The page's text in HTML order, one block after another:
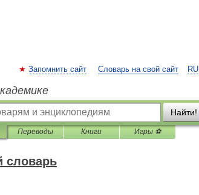
RU
Запомнить сайт Словарь на свой сайт
Найти!
Переводы Книги Игры ⚽
словарь